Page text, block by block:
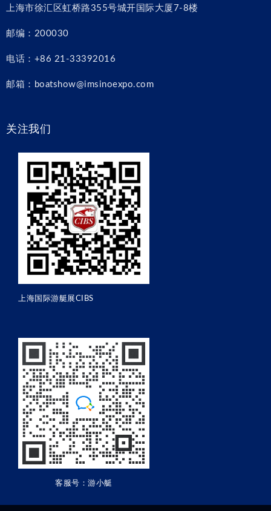
上海市徐汇区虹桥路355号城开国际大厦7-8楼
邮编：200030
电话：+86 21-33392016
邮箱：boatshow@imsinoexpo.com
关注我们
上海国际游艇展CIBS
客服号：游小艇